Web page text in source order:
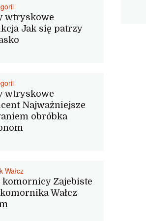
wtryskowe
Jak się patrzy
wtryskowe
Najważniejsze
obróbka
Wałcz
komornicy Zajebiste
Wałcz